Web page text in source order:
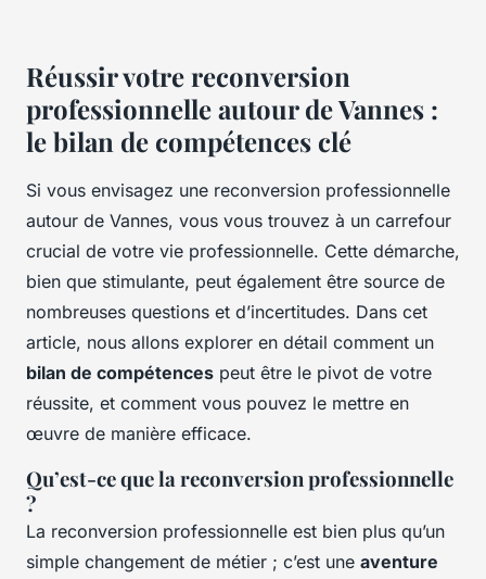
Réussir votre reconversion
professionnelle autour de Vannes :
le bilan de compétences clé
Si vous envisagez une reconversion professionnelle
autour de Vannes, vous vous trouvez à un carrefour
crucial de votre vie professionnelle. Cette démarche,
bien que stimulante, peut également être source de
nombreuses questions et d’incertitudes. Dans cet
article, nous allons explorer en détail comment un
bilan de compétences peut être le pivot de votre
réussite, et comment vous pouvez le mettre en
œuvre de manière efficace.
Qu’est-ce que la reconversion professionnelle
?
La reconversion professionnelle est bien plus qu’un
simple changement de métier ; c’est une aventure